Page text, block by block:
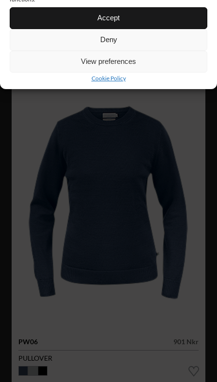
Accept
Deny
View preferences
Cookie Policy
VN01
1 423 Nkr
PW06
901 Nkr
PULLOVER